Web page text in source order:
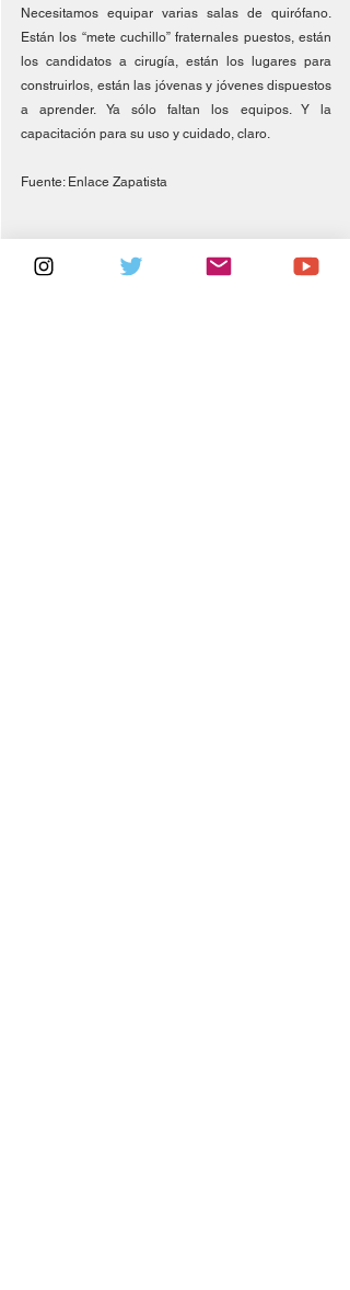
Necesitamos equipar varias salas de quirófano.
Están los “mete cuchillo” fraternales puestos, están
los candidatos a cirugía, están los lugares para
construirlos, están las jóvenas y jóvenes dispuestos
a aprender. Ya sólo faltan los equipos. Y la
capacitación para su uso y cuidado, claro.
Fuente: Enlace Zapatista